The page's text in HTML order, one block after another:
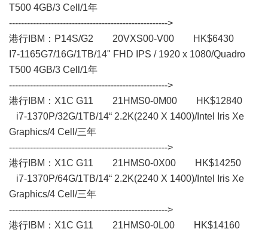
T500 4GB/3 Cell/1年
----------------------------------------------------->
港行IBM：P14S/G2 20VXS00-V00 HK$6430
I7-1165G7/16G/1TB/14" FHD IPS / 1920 x 1080/Quadro
T500 4GB/3 Cell/1年
----------------------------------------------------->
港行IBM：X1C G11 21HMS0-0M00 HK$12840
i7-1370P/32G/1TB/14“ 2.2K(2240 X 1400)/Intel Iris Xe
Graphics/4 Cell/三年
----------------------------------------------------->
港行IBM：X1C G11 21HMS0-0X00 HK$14250
i7-1370P/64G/1TB/14“ 2.2K(2240 X 1400)/Intel Iris Xe
Graphics/4 Cell/三年
----------------------------------------------------->
港行IBM：X1C G11 21HMS0-0L00 HK$14160